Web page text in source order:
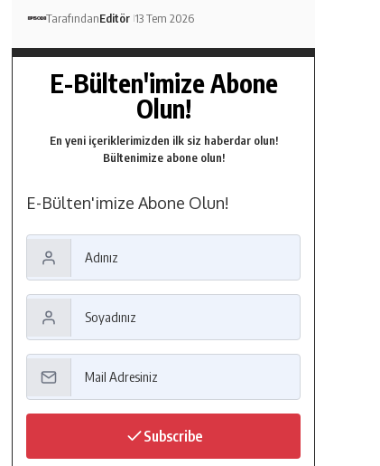
TarafındanEditör 13 Tem 2026
E-Bülten'imize Abone
Olun!
En yeni içeriklerimizden ilk siz haberdar olun!
Bültenimize abone olun!
E-Bülten'imize Abone Olun!
Subscribe